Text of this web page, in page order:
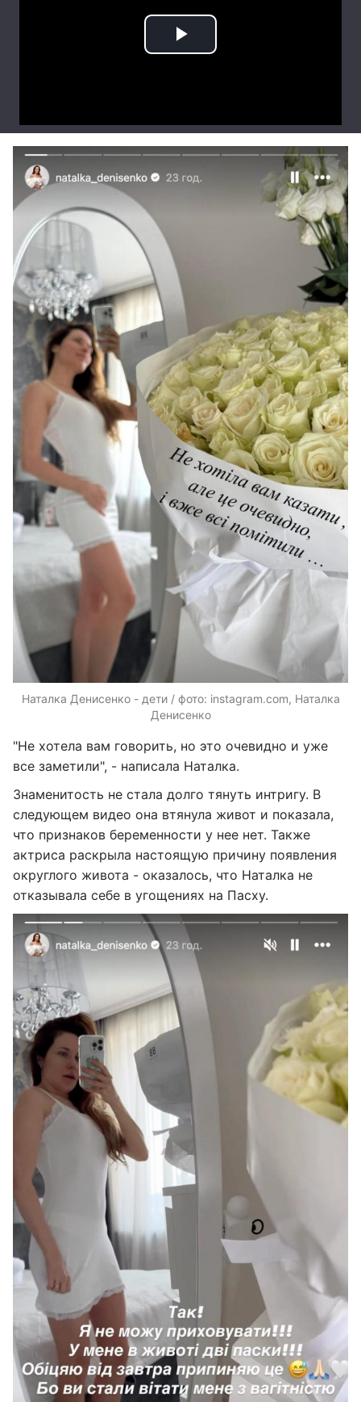
Наталка Денисенко - дети / фото: instagram.com, Наталка
Денисенко
"Не хотела вам говорить, но это очевидно и уже
все заметили", - написала Наталка.
Знаменитость не стала долго тянуть интригу. В
следующем видео она втянула живот и показала,
что признаков беременности у нее нет. Также
актриса раскрыла настоящую причину появления
округлого живота - оказалось, что Наталка не
отказывала себе в угощениях на Пасху.